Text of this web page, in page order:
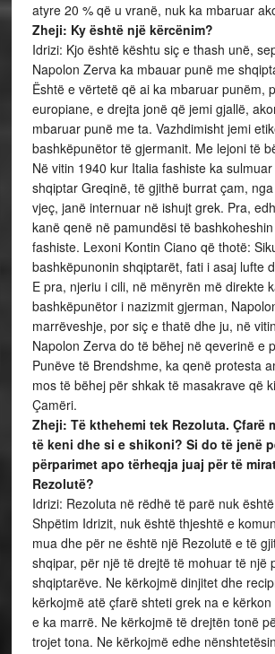
atyre 20 % që u vranë, nuk ka mbaruar
Zheji: Ky është një kërcënim?
Idrizi: Kjo është kështu siç e thash unë,
Napolon Zerva ka mbauar punë me
Është e vërtetë që ai ka mbaruar punëm,
europiane, e drejta jonë që jemi gjallë,
mbaruar punë me ta. Vazhdimisht jemi
bashkëpunëtor të gjermanit. Me lejoni të
Në vitin 1940 kur Italia fashiste ka
shqiptar Greqinë, të gjithë burrat çam,
vjeç, janë internuar në ishujt grek. Pra,
kanë qenë në pamundësi të
fashiste. Lexoni Kontin Ciano që thotë:
bashkëpunonin shqiptarët, fati i asaj lufte
E pra, njeriu i cili, në mënyrën më direkte
bashkëpunëtor i nazizmit gjerman,
marrëveshje, por siç e thatë dhe ju, në
Napolon Zerva do të bëhej në qeverinë e
Punëve të Brendshme, ka qenë protesta
mos të bëhej për shkak të masakrave që
Çamëri.
Zheji: Të kthehemi tek Rezoluta. Çfarë
të keni dhe si e shikoni? Si do të jenë
përparimet apo tërheqja juaj për të
Rezolutë?
Idrizi: Rezoluta në rëdhë të parë nuk
Shpëtim Idrizit, nuk është thjeshtë e
mua dhe për ne është një Rezolutë e të
shqipar, për një të drejtë të mohuar të një
shqiptarëve. Ne kërkojmë dinjitet dhe
kërkojmë atë çfarë shteti grek na e
e ka marrë. Ne kërkojmë të drejtën tonë
trojet tona. Ne kërkojmë edhe